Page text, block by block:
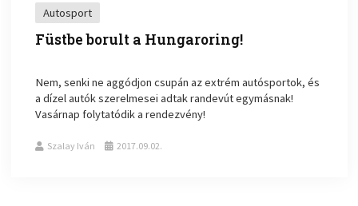
Autosport
Füstbe borult a Hungaroring!
Nem, senki ne aggódjon csupán az extrém autósportok, és
a dízel autók szerelmesei adtak randevút egymásnak!
Vasárnap folytatódik a rendezvény!
Szalay Iván 2017.09.02.